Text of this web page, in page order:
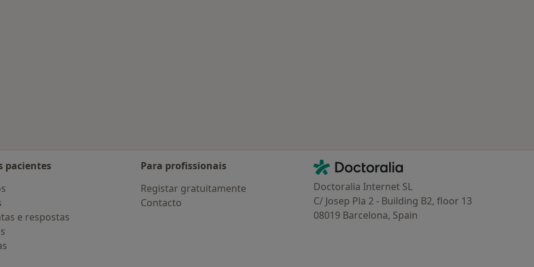
pacientes
e respostas
Para profissionais
Registar gratuitamente
Contacto
Contacto
Doctoralia - Homepage
Doctoralia Internet SL
C/ Josep Pla 2 - Building B2, floor 13
08019 Barcelona, Spain